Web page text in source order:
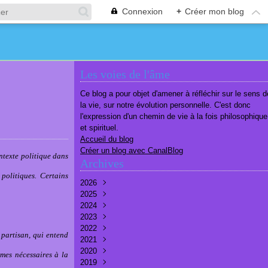
Connexion + Créer mon blog
politique dans
politiques. Certains
qui entend
nécessaires à la
Les voies de l'âme
Ce blog a pour objet d'amener à réfléchir sur le sens
la vie, sur notre évolution personnelle. C'est donc
l'expression d'un chemin de vie à la fois philosophique
et spirituel.
Accueil du blog
Créer un blog avec CanalBlog
Archives
2026
Août
Juillet
Juin
Mai(7)
Avril
Mars
Février
2025
Décembre
Novembre
Octobre
Septembre
Août
Juillet
2024
Décembre
Novembre
Octobre
Septembre
Août
2023
Décembre
Novembre
Octobre
Septembre
2022
Décembre
Septembre
Août
2021
Décembre
Novembre
2020
Décembre
2019